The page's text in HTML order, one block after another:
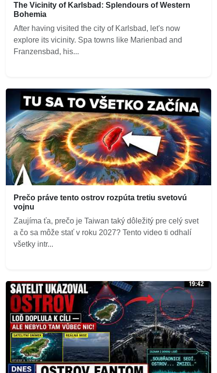
The Vicinity of Karlsbad: Splendours of Western
Bohemia
After having visited the city of Karlsbad, let's now
explore its vicinity. Spa towns like Marienbad and
Franzensbad, his...
Prečo práve tento ostrov rozpúta tretiu svetovú
vojnu
Zaujíma ťa, prečo je Taiwan taký dôležitý pre celý svet
a čo sa môže stať v roku 2027? Tento video ti odhalí
všetky intr...